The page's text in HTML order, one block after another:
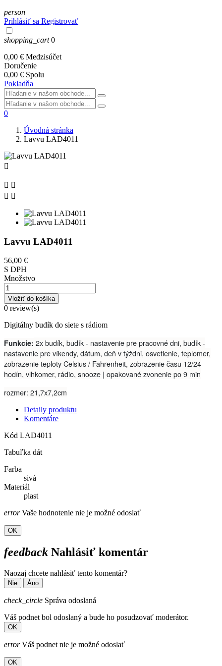
person
Prihlásiť sa Registrovať
shopping_cart 0
0,00 € Medzisúčet
Doručenie
0,00 € Spolu
Pokladňa
0
Úvodná stránka
Lavvu LAD4011

 
 
Lavvu LAD4011
56,00 €
S DPH
Množstvo
Vložiť do košíka
0 review(s)
Digitálny budík do siete s rádiom
Funkcie: 2x budík, budík - nastavenie pre pracovné dni, budík -
nastavenie pre víkendy, dátum, deň v týždni, osvetlenie, teplomer,
zobrazenie teploty Celsius / Fahrenheit, zobrazenie času 12/24
hodín, vlhkomer, rádio, snooze | opakované zvonenie po 9 min
rozmer: 21,7x7,2cm
Detaily produktu
Komentáre
Kód LAD4011
Tabuľka dát
Farba
sivá
Materiál
plast
errorVaše hodnotenie nie je možné odoslať
OK
feedback Nahlásiť komentár
Naozaj chcete nahlásiť tento komentár?
Nie Áno
check_circle Správa odoslaná
Váš podnet bol odoslaný a bude ho posudzovať moderátor.
OK
errorVáš podnet nie je možné odoslať
OK